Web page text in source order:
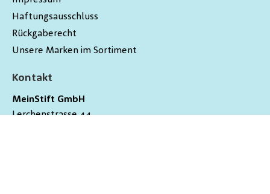
Kontakt
MeinStift GmbH
Lerchenstrasse 44
Haftungsausschluss
Rückgaberecht
Unsere Marken im Sortiment